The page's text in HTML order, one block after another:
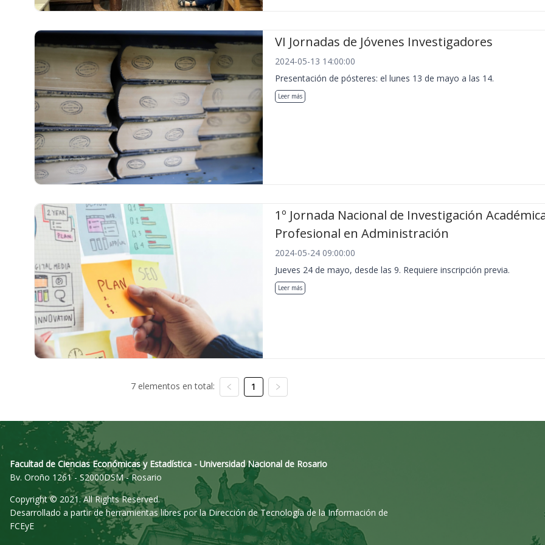
VI Jornadas de Jóvenes Investigadores
2024-05-13 14:00:00
Presentación de pósteres: el lunes 13 de mayo a las 14.
Leer más
1º Jornada Nacional de Investigación
Profesional en Administración
2024-05-24 09:00:00
Jueves 24 de mayo, desde las 9. Requiere inscripción previa.
Leer más
7 elementos en total: 1
Facultad de Ciencias Económicas y Estadística - Universidad Nacional de Rosario
Bv. Oroño 1261 - S2000DSM - Rosario
Copyright © 2021. All Rights Reserved.
Desarrollado a partir de herramientas libres por la Dirección de Tecnología de la Información de
FCEyE